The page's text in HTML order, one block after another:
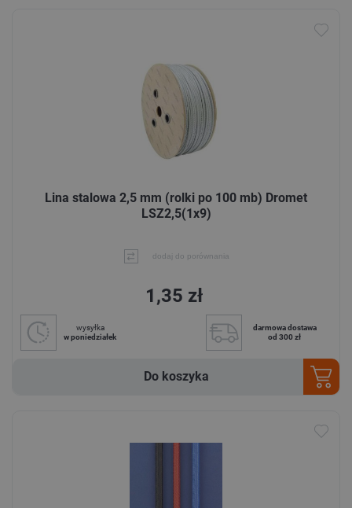
Lina stalowa 2,5 mm (rolki po 100 mb) Dromet
LSZ2,5(1x9)
dodaj do porównania
1,35 zł
wysyłka
w poniedziałek
darmowa dostawa
od 300 zł
Do koszyka